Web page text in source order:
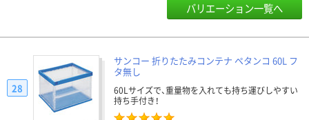
バリエーション一覧へ
サンコー 折りたたみコンテナ ペタンコ 60L フ
タ無し
60Lサイズで、重量物を入れても持ち運びしやすい
持ち手付き！
28